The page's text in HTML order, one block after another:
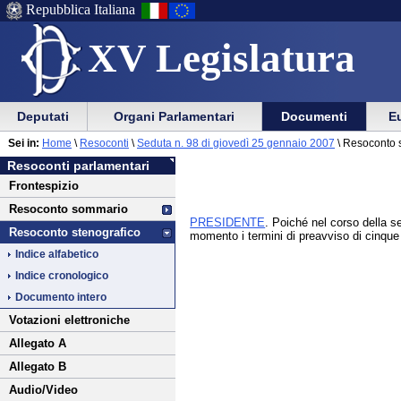
XV Legislatura
Menu
di
ausilio
alla
navigazione
Vai
Menu
di
navigazione
principale
Repubblica Italiana
Menu
di
navigazione
principale
Vai
menu
di
sezione
Deputati Organi Parlamentari Documenti
Vai
al
contenuto
Resoconti parlamentari
Frontespizio
Resoconto sommario
Resoconto stenografico
Indice alfabetico
Indice cronologico
Documento intero
Votazioni elettroniche
Allegato A
Allegato B
Audio/Video
Sei in: Home \ Resoconti \ Seduta n. 98 di giovedì 25 gennaio 2007 \ Resoconto
PRESIDENTE . Poiché nel corso della
momento i termini di preavviso di